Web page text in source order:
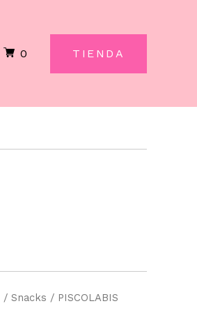
0 TIENDA
/ Snacks / PISCOLABIS